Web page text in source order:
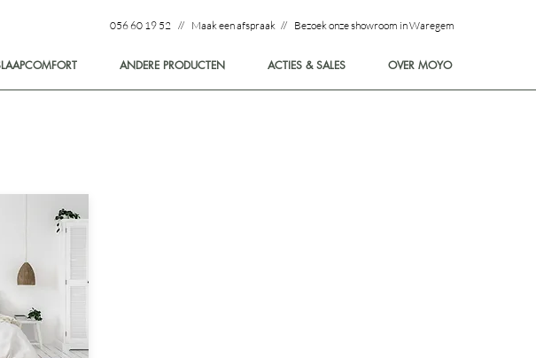
056 60 19 52 // Maak een afspraak // Bezoek onze showroom in Waregem
ANDERE PRODUCTEN ACTIES & SALES OVER MOYO